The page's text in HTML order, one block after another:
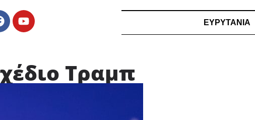
ΕΥΡΥΤΑΝΙΑ
Τραμπ